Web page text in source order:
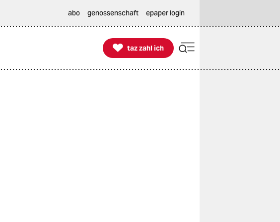
abo genossenschaft epaper login

taz zahl ich
taz zahl ich